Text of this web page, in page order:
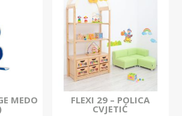
MEDO FLEXI 29 – POLICA
CVJETIĆ